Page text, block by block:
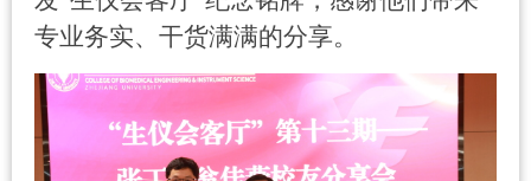
专业务实、干货满满的分享。